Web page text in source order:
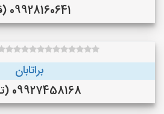
09928160641 (قم)
براتابان
09927458168 (تهران)